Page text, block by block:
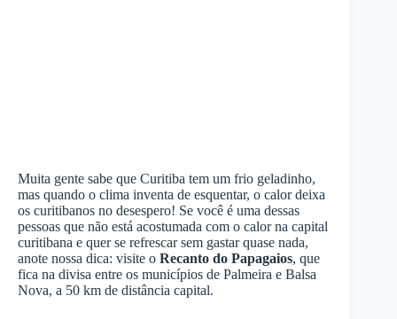
Muita gente sabe que Curitiba tem um frio geladinho,
mas quando o clima inventa de esquentar, o calor deixa
os curitibanos no desespero! Se você é uma dessas
pessoas que não está acostumada com o calor na capital
curitibana e quer se refrescar sem gastar quase nada,
anote nossa dica: visite o Recanto do Papagaios, que
fica na divisa entre os municípios de Palmeira e Balsa
Nova, a 50 km de distância capital.